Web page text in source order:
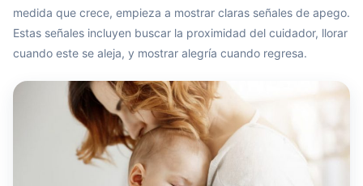
medida que crece, empieza a mostrar claras señales de apego.
Estas señales incluyen buscar la proximidad del cuidador, llorar
cuando este se aleja, y mostrar alegría cuando regresa.